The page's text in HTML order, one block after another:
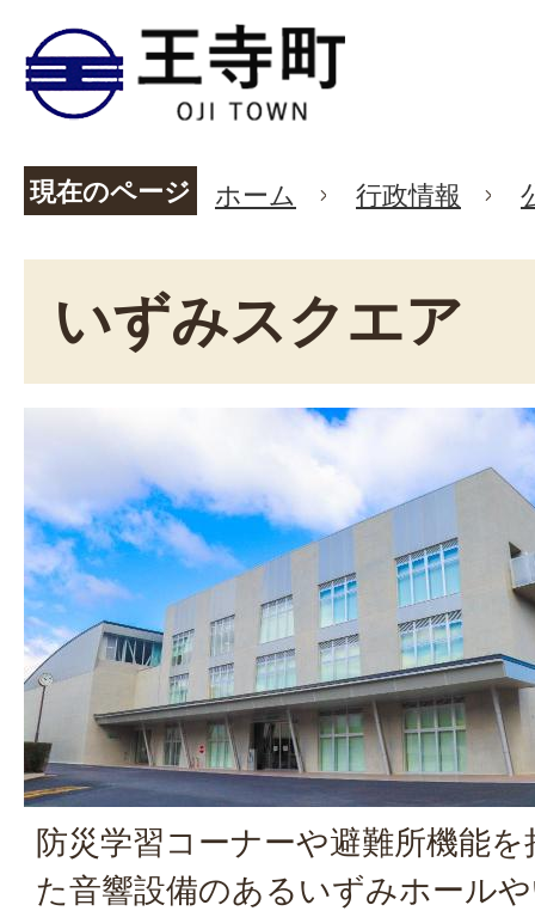
現在のページ ホーム 行政情報
いずみスクエア
防災学習コーナーや避難所機能
た音響設備のあるいずみホール